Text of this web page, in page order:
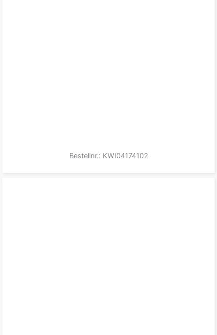
Bestellnr.: KWI04174102